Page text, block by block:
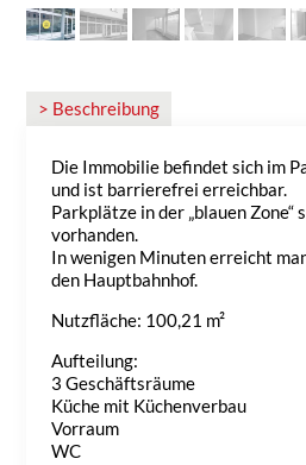
> Beschreibung
Die Immobilie befindet sich im
und ist barrierefrei erreichbar.
Parkplätze in der „blauen Zone“
vorhanden.
In wenigen Minuten erreicht
den Hauptbahnhof.
Nutzfläche: 100,21 m²
Aufteilung:
3 Geschäftsräume
Küche mit Küchenverbau
Vorraum
WC